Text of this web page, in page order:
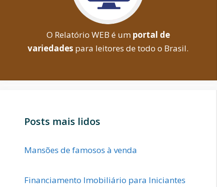
O Relatório WEB é um portal de
variedades para leitores de todo o Brasil.
Posts mais lidos
Mansões de famosos à venda
Financiamento Imobiliário para Iniciantes